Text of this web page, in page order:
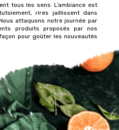
tous les sens. L’ambiance est
rires jaillissent dans
attaquons notre journée par
produits proposés par nos
pour goûter les nouveautés